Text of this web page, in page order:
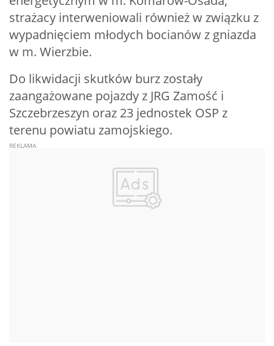
strażacy interweniowali również w związku z
wypadnięciem młodych bocianów z gniazda
w m. Wierzbie.
Do likwidacji skutków burz zostały
zaangażowane pojazdy z JRG Zamość i
Szczebrzeszyn oraz 23 jednostek OSP z
terenu powiatu zamojskiego.